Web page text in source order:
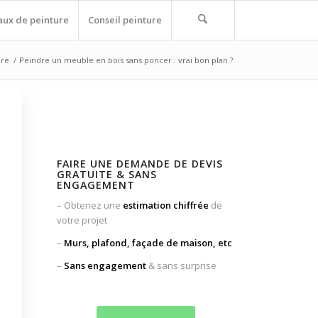
de peinture Conseil peinture
/ Peindre un meuble en bois sans poncer : vrai bon plan ?
FAIRE UNE DEMANDE DE DEVIS
GRATUITE & SANS
ENGAGEMENT
– Obtenez une estimation chiffrée de
votre projet
– Murs, plafond, façade de maison, etc
– Sans engagement & sans surprise